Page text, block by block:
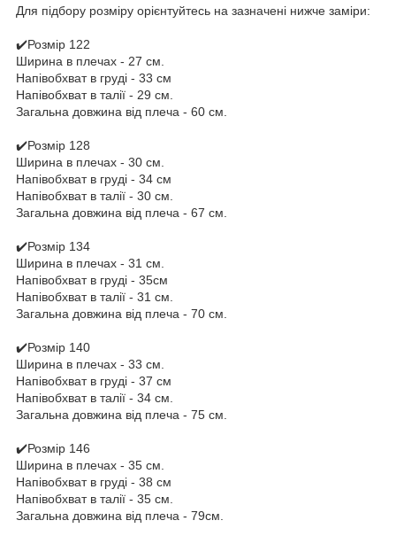
Для підбору розміру орієнтуйтесь на зазначені нижче заміри:
✔️Розмір 122
Ширина в плечах - 27 см.
Напівобхват в груді - 33 см
Напівобхват в талії - 29 см.
Загальна довжина від плеча - 60 см.
✔️Розмір 128
Ширина в плечах - 30 см.
Напівобхват в груді - 34 см
Напівобхват в талії - 30 см.
Загальна довжина від плеча - 67 см.
✔️Розмір 134
Ширина в плечах - 31 см.
Напівобхват в груді - 35см
Напівобхват в талії - 31 см.
Загальна довжина від плеча - 70 см.
✔️Розмір 140
Ширина в плечах - 33 см.
Напівобхват в груді - 37 см
Напівобхват в талії - 34 см.
Загальна довжина від плеча - 75 см.
✔️Розмір 146
Ширина в плечах - 35 см.
Напівобхват в груді - 38 см
Напівобхват в талії - 35 см.
Загальна довжина від плеча - 79см.